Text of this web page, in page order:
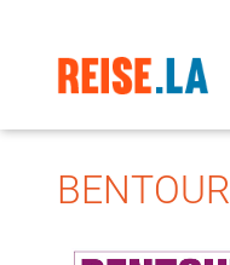
BENTOUR